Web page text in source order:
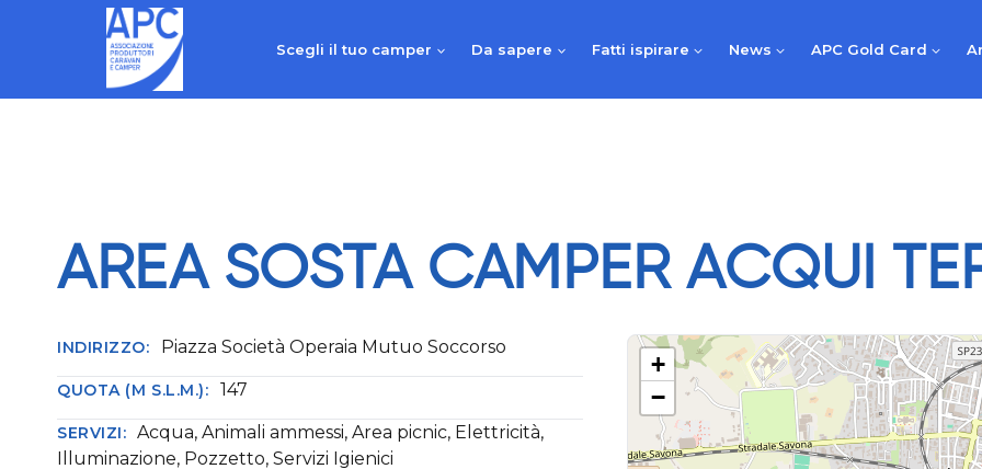
Scegli il tuo camper Da sapere Fatti ispirare News APC Gold Card
AREA SOSTA CAMPER ACQUI
INDIRIZZO: Piazza Società Operaia Mutuo Soccorso
QUOTA (M S.L.M.): 147
SERVIZI: Acqua, Animali ammessi, Area picnic, Elettricità,
Illuminazione, Pozzetto, Servizi Igienici
+
−